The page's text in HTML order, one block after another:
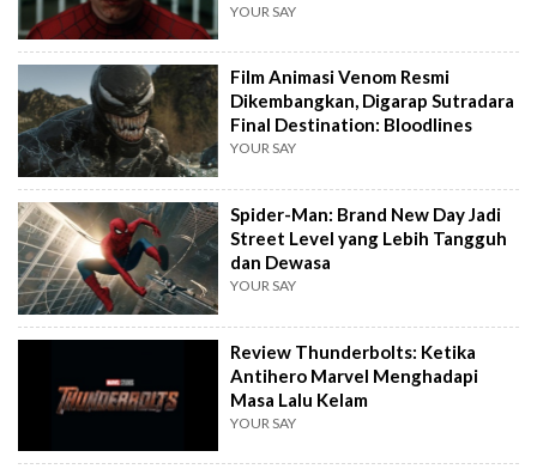
YOUR SAY
Film Animasi Venom Resmi
Dikembangkan, Digarap Sutradara
Final Destination: Bloodlines
YOUR SAY
Spider-Man: Brand New Day Jadi
Street Level yang Lebih Tangguh
dan Dewasa
YOUR SAY
Review Thunderbolts: Ketika
Antihero Marvel Menghadapi
Masa Lalu Kelam
YOUR SAY